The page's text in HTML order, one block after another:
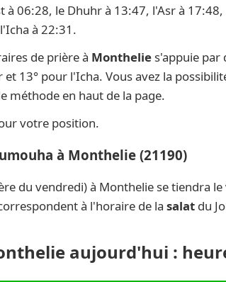
à 06:28, le Dhuhr à 13:47, l'Asr à
à 22:31.
de prière à Monthelie s'appuie par
et 13° pour l'Icha. Vous avez la
méthode en haut de la page.
votre position.
à Monthelie (21190)
du vendredi) à Monthelie se tiendra
à l'horaire de la salat du
aujourd'hui :